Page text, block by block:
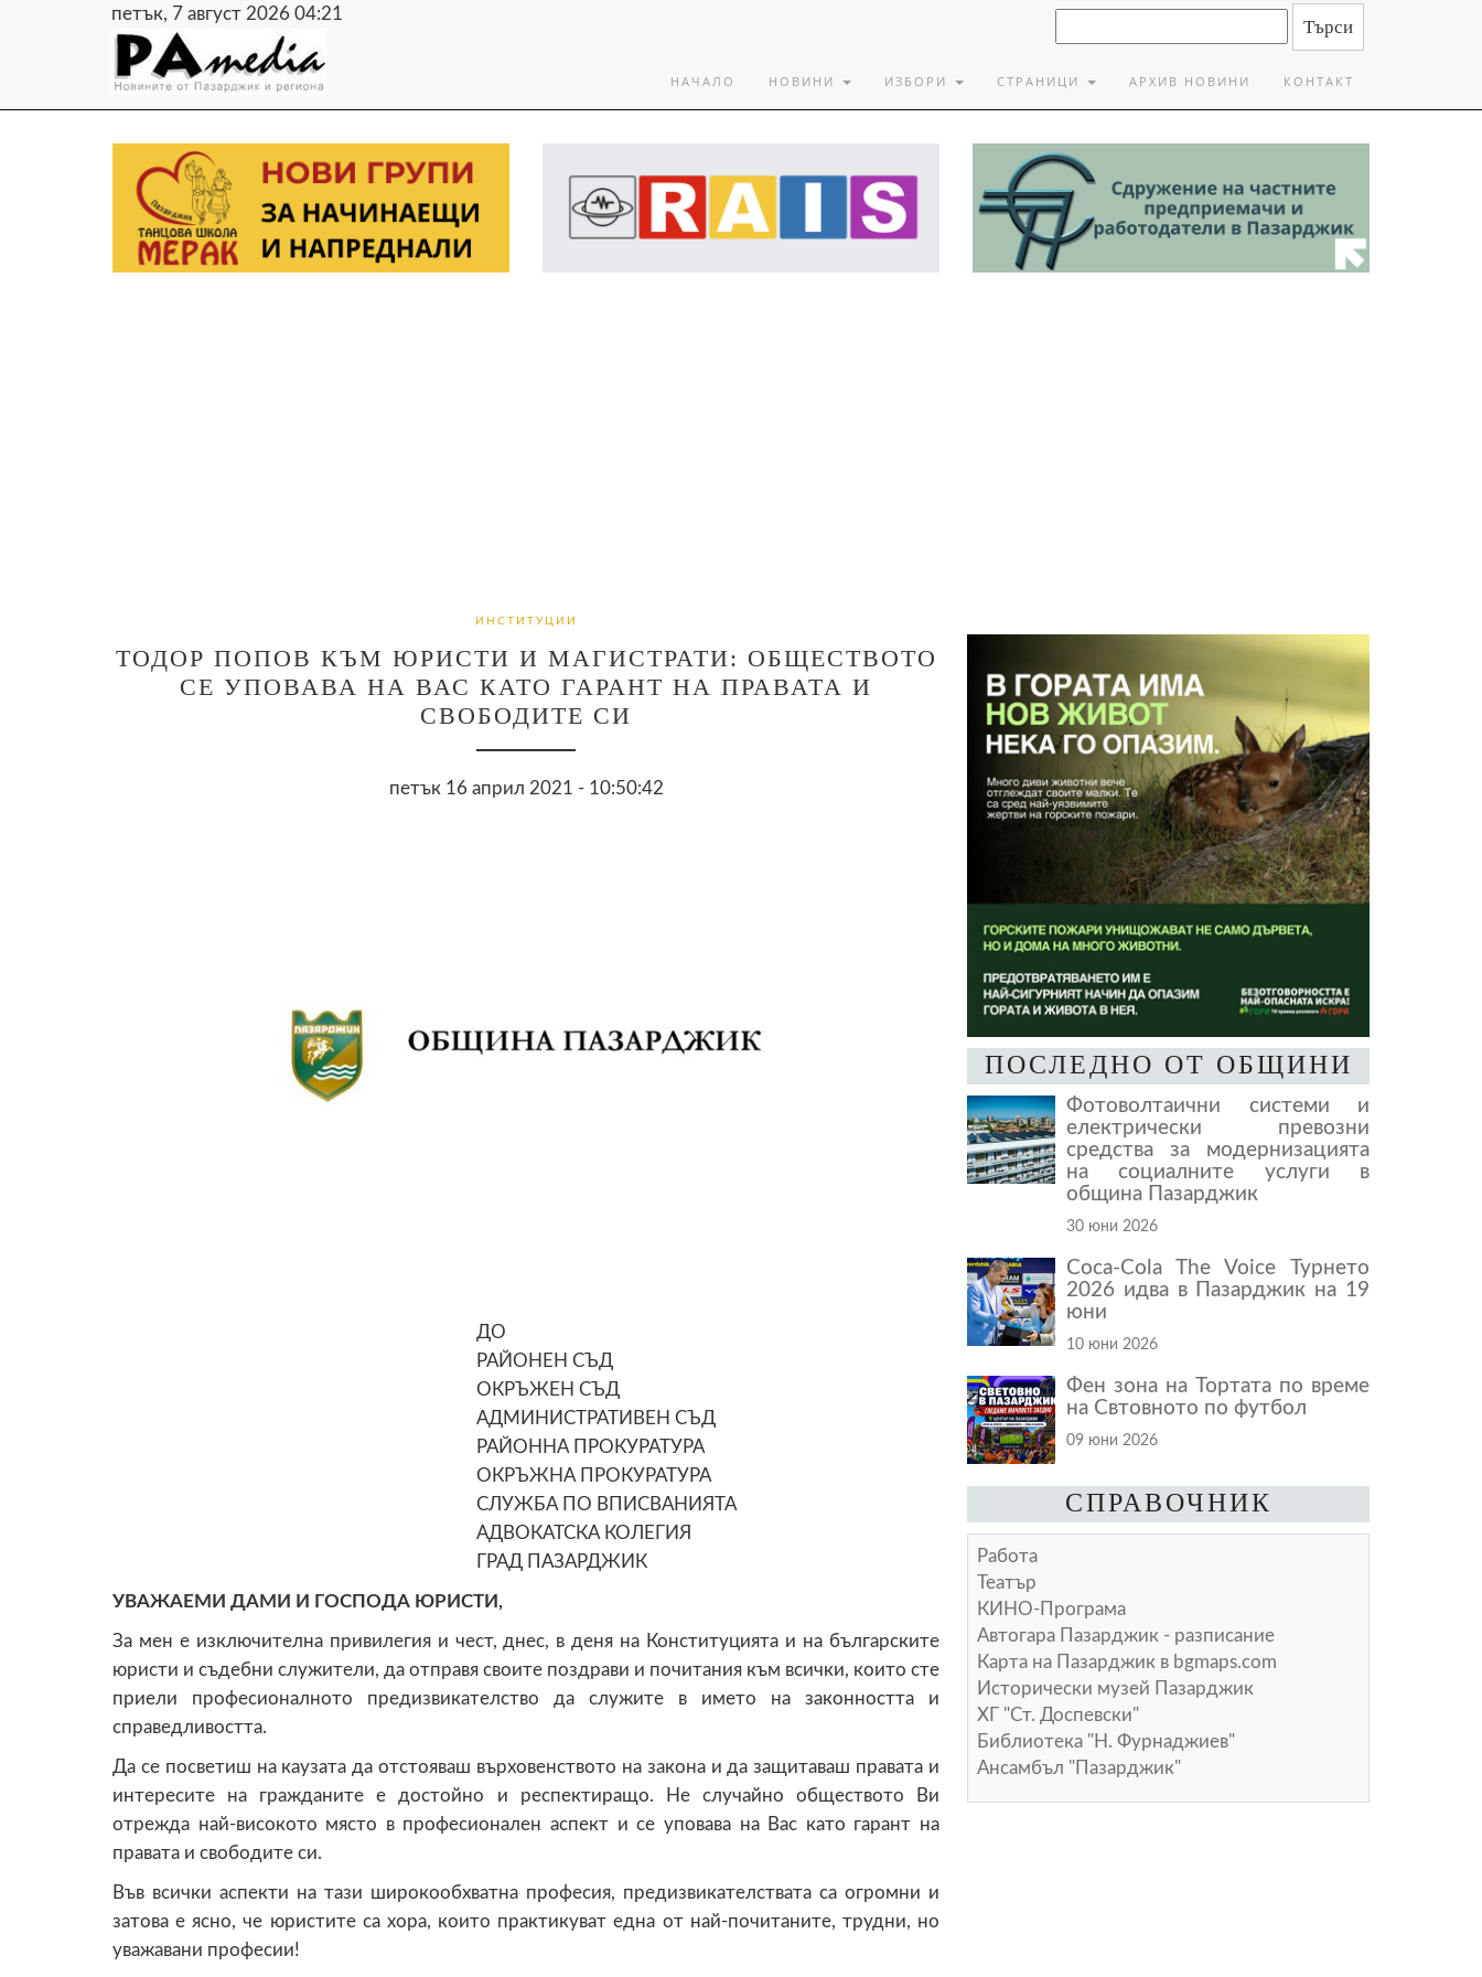
петък, 7 август 2026 04:21
НАЧАЛО НОВИНИ ИЗБОРИ СТРАНИЦИ АРХИВ НОВИНИ КОНТАКТ
ИНСТИТУЦИИ
ТОДОР ПОПОВ КЪМ ЮРИСТИ И МАГИСТРАТИ: ОБЩЕСТВОТО
СЕ УПОВАВА НА ВАС КАТО ГАРАНТ НА ПРАВАТА И
СВОБОДИТЕ СИ
петък 16 април 2021 - 10:50:42
ДО
РАЙОНЕН СЪД
ОКРЪЖЕН СЪД
АДМИНИСТРАТИВЕН СЪД
РАЙОННА ПРОКУРАТУРА
ОКРЪЖНА ПРОКУРАТУРА
СЛУЖБА ПО ВПИСВАНИЯТА
АДВОКАТСКА КОЛЕГИЯ
ГРАД ПАЗАРДЖИК
УВАЖАЕМИ ДАМИ И ГОСПОДА ЮРИСТИ,
За мен е изключителна привилегия и чест, днес, в деня на Конституцията и на българските
юристи и съдебни служители, да отправя своите поздрави и почитания към всички, които сте
приели професионалното предизвикателство да служите в името на законността и
справедливостта.
Да се посветиш на каузата да отстояваш върховенството на закона и да защитаваш правата и
интересите на гражданите е достойно и респектиращо. Не случайно обществото Ви
отрежда най-високото място в професионален аспект и се уповава на Вас като гарант на
правата и свободите си.
Във всички аспекти на тази широкообхватна професия, предизвикателствата са огромни и
затова е ясно, че юристите са хора, които практикуват една от най-почитаните, трудни, но
уважавани професии!
ПОСЛЕДНО ОТ ОБЩИНИ
Фотоволтаични системи и
електрически превозни
средства за модернизацията
на социалните услуги в
община Пазарджик
30 юни 2026
Coca-Cola The Voice Турнето
2026 идва в Пазарджик на 19
юни
10 юни 2026
Фен зона на Тортата по време
на Свтовното по футбол
09 юни 2026
СПРАВОЧНИК
Работа
Театър
КИНО-Програма
Автогара Пазарджик - разписание
Карта на Пазарджик в bgmaps.com
Исторически музей Пазарджик
ХГ "Ст. Доспевски"
Библиотека "Н. Фурнаджиев"
Ансамбъл "Пазарджик"